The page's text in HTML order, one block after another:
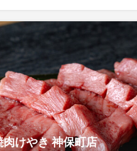
けやき 神保町店
場所がここにあります。
毎日をつくりましょう。
与あり／完全週休2日制／
ない・食事補助あり／社員
ひげ・ネイル・ピアスOK／
ト面接OK／高定着率・中
際に形にする」ことができ
できるため、20〜30代を中
す。
本気で成長したい人にぴっ
本気で成長したい人にぴっ
成長もあきらめたくない
場所がここにあります。
毎日をつくりましょう。
す。
本気で成長したい人にぴっ
成長もあきらめたくない
場所がここにあります。
毎日をつくりましょう。